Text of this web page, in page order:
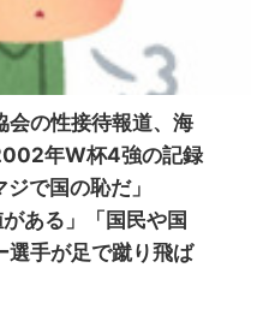
会の性接待報道、海
年W杯4強の記録
で国の恥だ」
ある」「国民や国
選手が足で蹴り飛ば